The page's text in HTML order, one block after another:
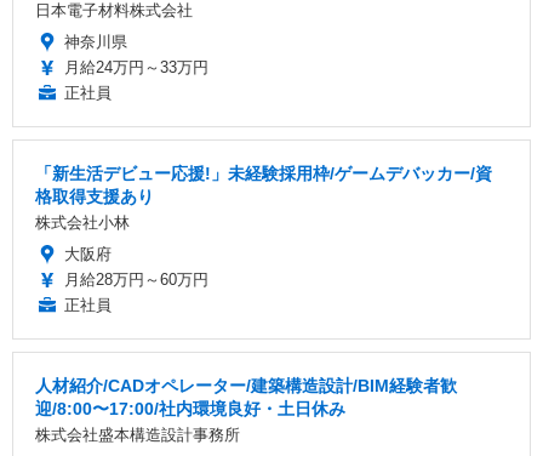
日本電子材料株式会社
神奈川県
月給24万円～33万円
正社員
「新生活デビュー応援!」未経験採用枠/ゲームデバッカー/資
格取得支援あり
株式会社小林
大阪府
月給28万円～60万円
正社員
人材紹介/CADオペレーター/建築構造設計/BIM経験者歓
迎/8:00〜17:00/社内環境良好・土日休み
株式会社盛本構造設計事務所